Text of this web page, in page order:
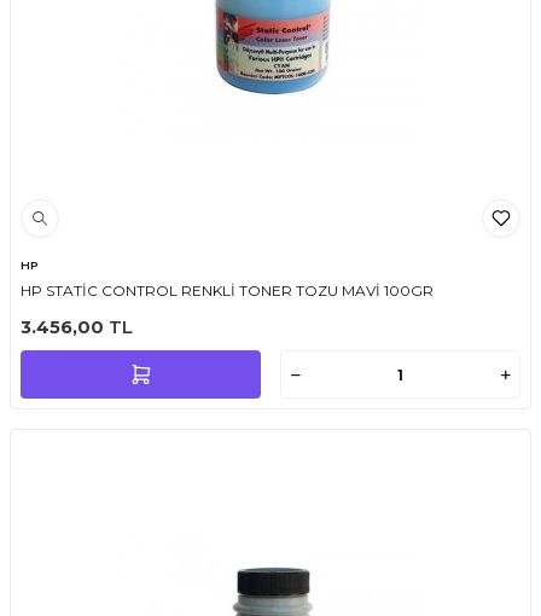
HP
HP STATİC CONTROL RENKLİ TONER TOZU MAVİ 100GR
3.456,00 TL